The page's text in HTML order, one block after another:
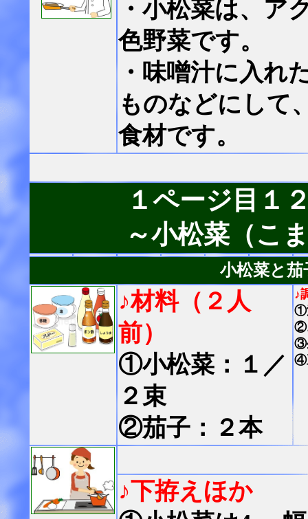
・小松菜は、ア
色野菜です。
・味噌汁に入れ
ものなどにして
食材です。
１ページ目１
～小松菜（こ
小松菜と
♪材料（２人
前）
①小松菜：１／
２束
②茄子：２本
♪
①
②
③
④
♪下拵えほか